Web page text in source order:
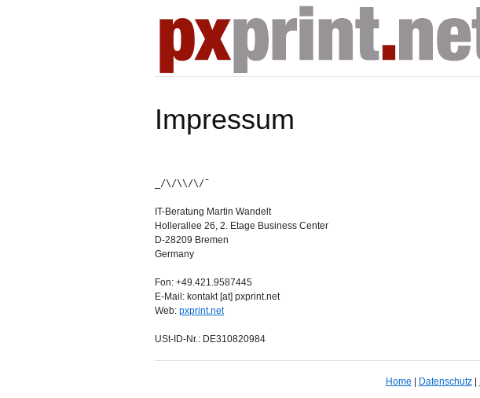
Impressum
_/\/\\/\/¯
IT-Beratung Martin Wandelt
Hollerallee 26, 2. Etage Business Center
D-28209 Bremen
Germany
Fon: +49.421.9587445
E-Mail: kontakt [at] pxprint.net
Web: pxprint.net
USt-ID-Nr.: DE310820984
Home Datenschutz|